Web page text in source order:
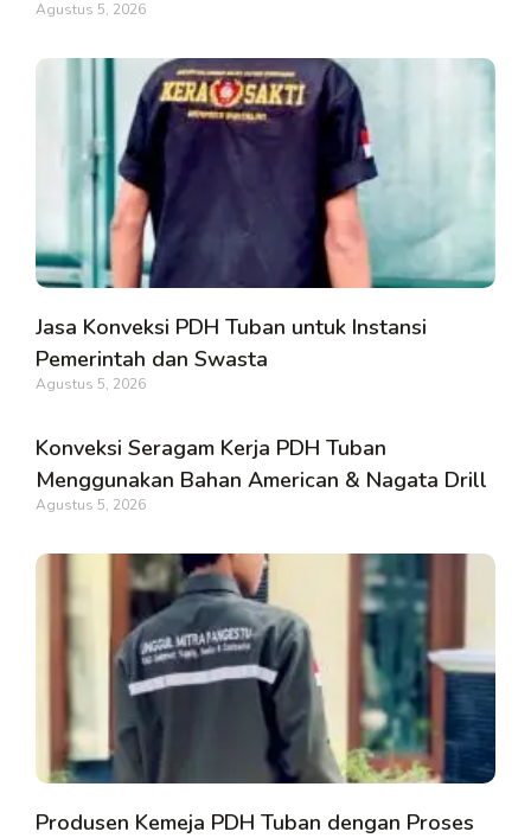
Agustus 5, 2026
Jasa Konveksi PDH Tuban untuk Instansi
Pemerintah dan Swasta
Agustus 5, 2026
Konveksi Seragam Kerja PDH Tuban
Menggunakan Bahan American & Nagata Drill
Agustus 5, 2026
Produsen Kemeja PDH Tuban dengan Proses